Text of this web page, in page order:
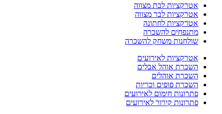
אטרקציות לבת מצווה
אטרקציות לבר מצווה
אטרקציות לחתונה
מתנפחים להשכרה
שולחנות משחק להשכרה
אטרקציות לאירועים
השכרת אוהל אבלים
השכרת אוהלים
השכרת פופים וכריות
פתרונות חימום לאירועים
פתרונות קירור לאירועים